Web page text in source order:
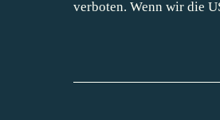
verboten. Wenn wir die